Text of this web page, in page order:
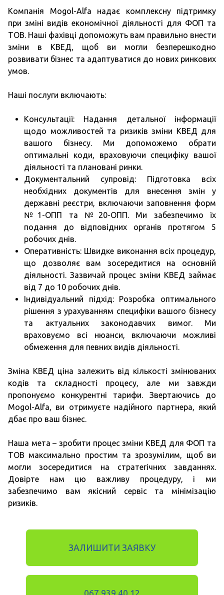
Компанія Mogol-Alfa надає комплексну підтримку
при зміні видів економічної діяльності для ФОП та
ТОВ. Наші фахівці допоможуть вам правильно внести
зміни в КВЕД, щоб ви могли безперешкодно
розвивати бізнес та адаптуватися до нових ринкових
умов.
Наші послуги включають:
Консультації: Надання детальної інформації
щодо можливостей та ризиків зміни КВЕД для
вашого бізнесу. Ми допоможемо обрати
оптимальні коди, враховуючи специфіку вашої
діяльності та плановані ринки.
Документальний супровід: Підготовка всіх
необхідних документів для внесення змін у
державні реєстри, включаючи заповнення форм
№1-ОПП та №20-ОПП. Ми забезпечимо їх
подання до відповідних органів протягом 5
робочих днів.
Оперативність: Швидке виконання всіх процедур,
що дозволяє вам зосередитися на основній
діяльності. Зазвичай процес зміни КВЕД займає
від 7 до 10 робочих днів.
Індивідуальний підхід: Розробка оптимального
рішення з урахуванням специфіки вашого бізнесу
та актуальних законодавчих вимог. Ми
враховуємо всі нюанси, включаючи можливі
обмеження для певних видів діяльності.
Зміна КВЕД ціна залежить від кількості змінюваних
кодів та складності процесу, але ми завжди
пропонуємо конкурентні тарифи. Звертаючись до
Mogol-Alfa, ви отримуєте надійного партнера, який
дбає про ваш бізнес.
Наша мета – зробити процес зміни КВЕД для ФОП та
ТОВ максимально простим та зрозумілим, щоб ви
могли зосередитися на стратегічних завданнях.
Довірте нам цю важливу процедуру, і ми
забезпечимо вам якісний сервіс та мінімізацію
ризиків.
ЗАЛИШИТИ ЗАЯВКУ
067 939 40 12